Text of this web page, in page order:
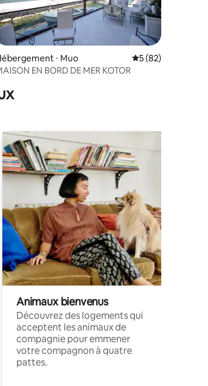
sur 5
sur la base de 47 commentaires : 4,98 sur 5
⋅ Muo Évaluation
5 (82)
EN BORD DE MER KOTOR
Animaux bienvenus
Découvrez des logements qui
acceptent les animaux de
compagnie pour emmener
votre compagnon à quatre
pattes.